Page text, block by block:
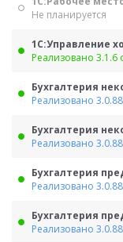
Не планируется
1С:Управление
Реализовано 3.1.6
Бухгалтерия
Реализовано
Бухгалтерия
Реализовано
Бухгалтерия
Реализовано
Бухгалтерия
Реализовано